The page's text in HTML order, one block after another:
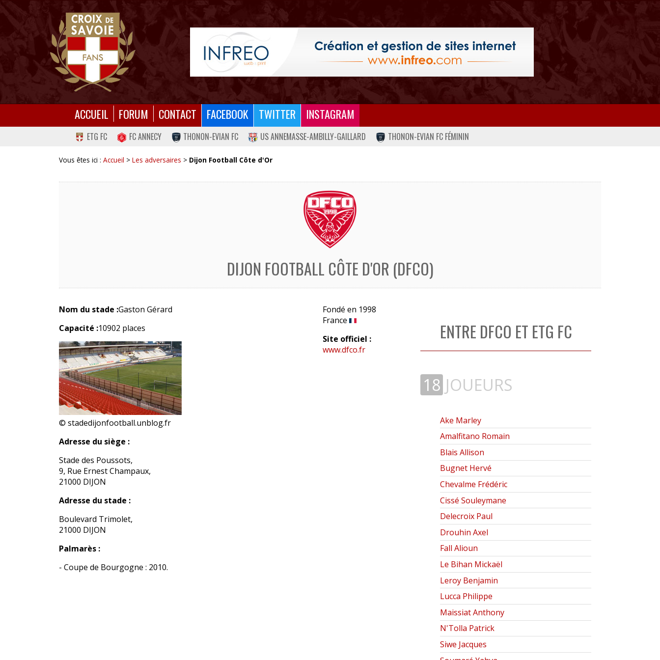
ACCUEIL FORUM CONTACT FACEBOOK TWITTER INSTAGRAM
ETG FC FC ANNECY THONON-EVIAN FC US ANNEMASSE-AMBILLY-GAILLARD THONON-EVIAN FC FÉMININ
Vous êtes ici : Accueil > Les adversaires > Dijon Football Côte d'Or
DIJON FOOTBALL CÔTE D'OR (DFCO)
Nom du stade :Gaston Gérard
Capacité :10902 places
© stadedijonfootball.unblog.fr
Adresse du siège :
Stade des Poussots,
9, Rue Ernest Champaux,
21000 DIJON
Adresse du stade :
Boulevard Trimolet,
21000 DIJON
Palmarès :
- Coupe de Bourgogne : 2010.
Fondé en 1998
France
Site officiel :
www.dfco.fr
ENTRE DFCO ET ETG FC
18 JOUEURS
Ake Marley
Amalfitano Romain
Blais Allison
Bugnet Hervé
Chevalme Frédéric
Cissé Souleymane
Delecroix Paul
Drouhin Axel
Fall Alioun
Le Bihan Mickaël
Leroy Benjamin
Lucca Philippe
Maissiat Anthony
N'Tolla Patrick
Siwe Jacques